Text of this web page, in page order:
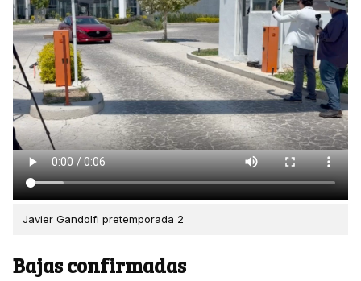
Javier Gandolfi pretemporada 2
Bajas confirmadas